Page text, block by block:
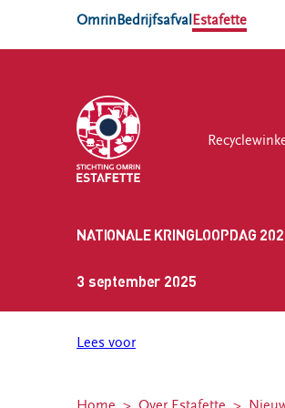
OmrinBedrijfsafval Estafette
Recyclewinkels Ik
locaties in
spullen
Zelf spullen
NATIONALE KRINGLOOPDAG
3 september 2025
Lees voor